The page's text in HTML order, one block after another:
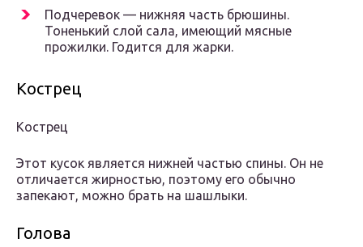
Подчеревок — нижняя часть брюшины.
Тоненький слой сала, имеющий мясные
прожилки. Годится для жарки.
Кострец
Кострец
Этот кусок является нижней частью спины. Он не
отличается жирностью, поэтому его обычно
запекают, можно брать на шашлыки.
Голова